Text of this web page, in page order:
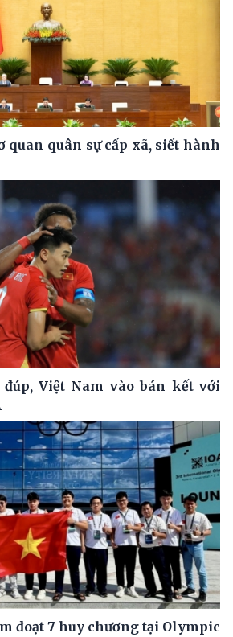
quan quân sự cấp xã, siết hành
Việt Nam vào bán kết với
đoạt 7 huy chương tại Olympic